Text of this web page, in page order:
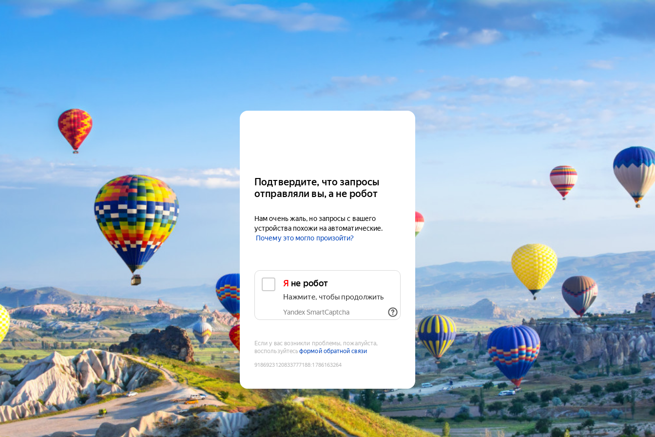
Подтвердите, что запросы
отправляли вы, а не робот
Нам очень жаль, но запросы с вашего
устройства похожи на автоматические.
Почему это могло произойти?
Я не робот
Нажмите, чтобы продолжить
Yandex SmartCaptcha
Если у вас возникли проблемы, пожалуйста,
воспользуйтесьформой обратной связи
9186923120833777188:1786163264